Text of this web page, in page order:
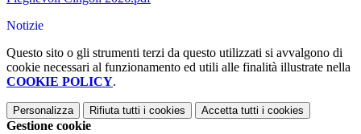
Notizie
Questo sito o gli strumenti terzi da questo utilizzati si avvalgono di
cookie necessari al funzionamento ed utili alle finalità illustrate nella
COOKIE POLICY.
Personalizza Rifiuta tutti i cookies Accetta tutti i cookies
Gestione cookie